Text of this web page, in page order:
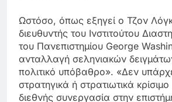
Ωστόσο, όπως εξηγεί ο Τζον
διευθυντής του Ινστιτούτου
του Πανεπιστημίου George
ανταλλαγή σεληνιακών
πολιτικό υπόβαθρο». «Δεν
στρατηγικά ή στρατιωτικά
διεθνής συνεργασία στην